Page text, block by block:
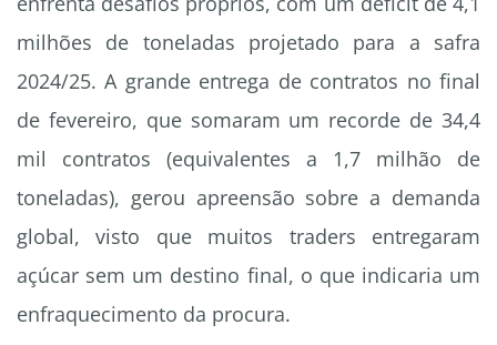
milhões de toneladas projetado para a safra
2024/25. A grande entrega de contratos no final
de fevereiro, que somaram um recorde de 34,4
mil contratos (equivalentes a 1,7 milhão de
toneladas), gerou apreensão sobre a demanda
global, visto que muitos traders entregaram
açúcar sem um destino final, o que indicaria um
enfraquecimento da procura.